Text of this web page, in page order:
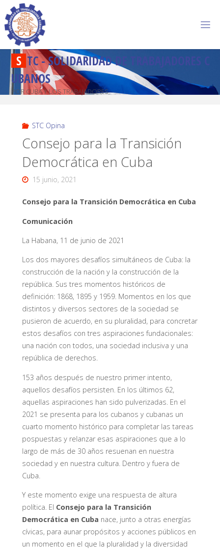
S TC-SOLIDARIDADD R A BAJADORES C
U BANOS
POR CUBA Y LOS TRABAJADORES
STC Opina
Consejo para la Transición
Democrática en Cuba
15 junio, 2021
Consejo para la Transición Democrática en Cuba
Comunicación
La Habana, 11 de junio de 2021
Los dos mayores desafíos simultáneos de Cuba: la
construcción de la nación y la construcción de la
república. Sus tres momentos históricos de
definición: 1868, 1895 y 1959. Momentos en los que
distintos y diversos sectores de la sociedad se
pusieron de acuerdo, en su pluralidad, para concretar
estos desafíos con tres aspiraciones fundacionales:
una nación con todos, una sociedad inclusiva y una
república de derechos.
153 años después de nuestro primer intento,
aquellos desafíos persisten. En los últimos 62,
aquellas aspiraciones han sido pulverizadas. En el
2021 se presenta para los cubanos y cubanas un
cuarto momento histórico para completar las tareas
pospuestas y relanzar esas aspiraciones que a lo
largo de más de 30 años resuenan en nuestra
sociedad y en nuestra cultura. Dentro y fuera de
Cuba.
Y este momento exige una respuesta de altura
política. El Consejo para la Transición
Democrática en Cuba nace, junto a otras energías
cívicas, para aunar propósitos y acciones públicos en
un momento en el que la pluralidad y la diversidad